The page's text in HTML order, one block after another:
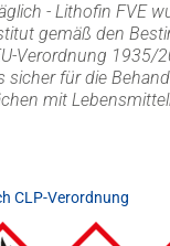
- Lithofin FVE
gemäß den
Verordnung 1935/
sicher für die
mit
CLP-Verordnung